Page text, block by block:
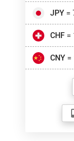
JPY=
CHF=
CNY=